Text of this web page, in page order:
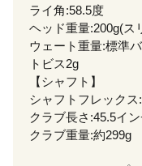
ライ角:58.5度
ヘッド重量:200g(ス
ウェート重量:標準
トビス2g
【シャフト】
シャフトフレックス
クラブ長さ:45.5イ
クラブ重量:約299g